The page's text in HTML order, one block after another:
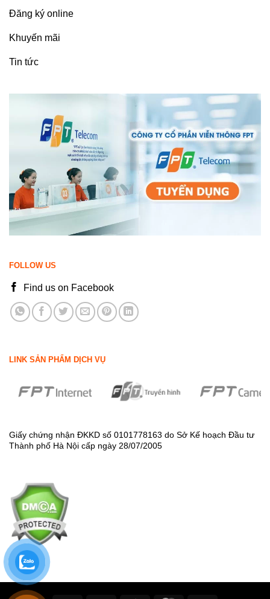
Đăng ký online
Khuyến mãi
Tin tức
FOLLOW US
Find us on Facebook
LINK SẢN PHẨM DỊCH VỤ
Giấy chứng nhận ĐKKD số 0101778163 do Sở Kế hoạch Đầu tư
Thành phố Hà Nội cấp ngày 28/07/2005